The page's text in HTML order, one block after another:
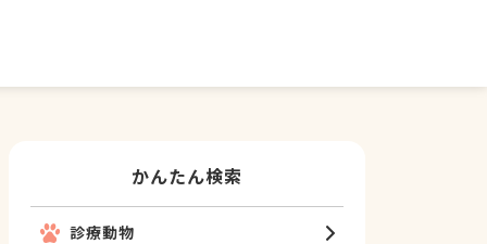
かんたん検索
診療動物